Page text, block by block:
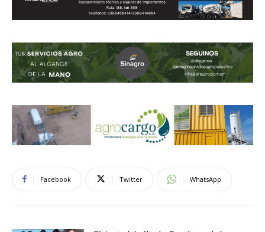
Facebook Twitter WhatsApp